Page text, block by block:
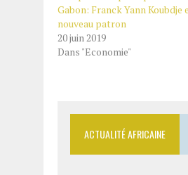
Gabon: Franck Yann Koubdje
nouveau patron
20 juin 2019
Dans "Economie"
ACTUALITÉ AFRICAINE